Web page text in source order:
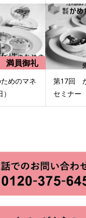
めのマネ
第17回
セミナ